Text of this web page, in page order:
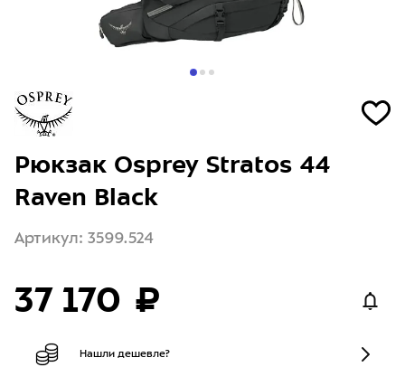
Рюкзак Osprey Stratos 44
Raven Black
Артикул: 3599.524
37 170 ₽
Нашли дешевле?